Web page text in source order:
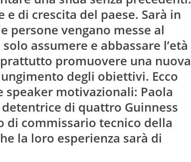
di crescita del paese. Sarà in
persone vengano messe al
assumere e abbassare l’età
promuovere una nuova
degli obiettivi. Ecco
speaker motivazionali: Paola
di quattro Guinness
di commissario tecnico della
la loro esperienza sarà di